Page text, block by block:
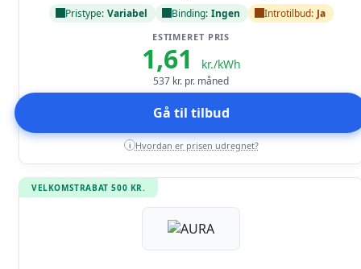
Pristype: Variabel Binding: Ingen Introtilbud: Ja
ESTIMERET PRIS
1,61 kr./kWh
537 kr. pr. måned
Gå til tilbud
i Hvordan er prisen udregnet?
VELKOMSTRABAT 500 KR.